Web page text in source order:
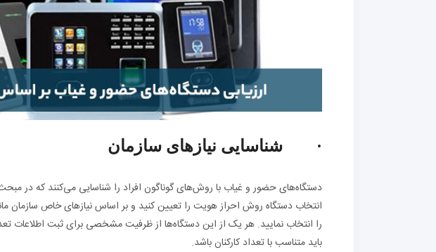
· شناسایی نیازهای سازمان
دستگاه‌های حضور و غیاب با روش‌های گوناگون افراد را شناسایی می‌کنند که در مبحث
انتخاب دستگاه روش احراز هویت را تعیین کنید و بر اساس نیازهای خاص سازمان
را انتخاب نمایید. هر یک از این دستگاه‌ها از ظرفیت مشخصی برای ثبت اطلاعات
باید متناسب با تعداد کارکنان باشد.